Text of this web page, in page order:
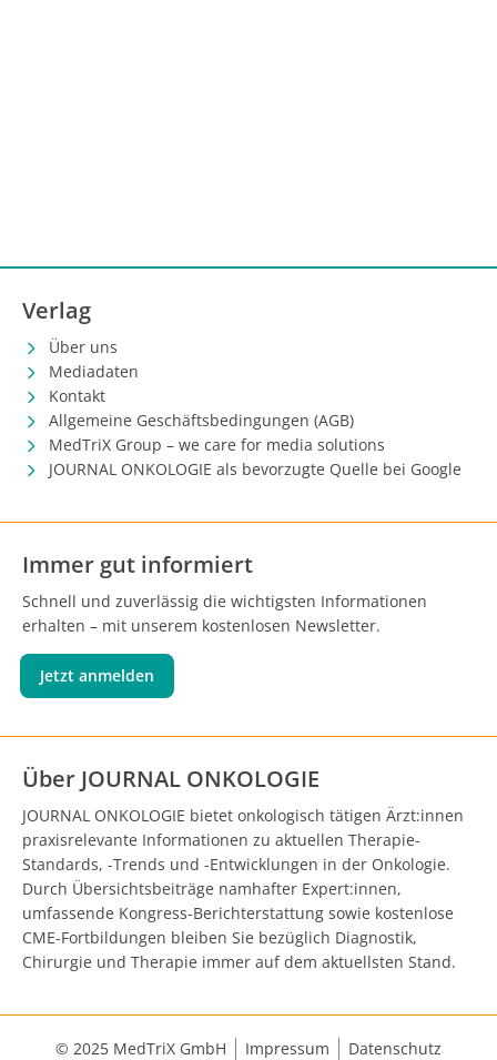
Verlag
Über uns
Mediadaten
Kontakt
Allgemeine Geschäftsbedingungen (AGB)
MedTriX Group – we care for media solutions
JOURNAL ONKOLOGIE als bevorzugte Quelle bei Google
Immer gut informiert
Schnell und zuverlässig die wichtigsten Informationen
erhalten – mit unserem kostenlosen Newsletter.
Jetzt anmelden
Über JOURNAL ONKOLOGIE
JOURNAL ONKOLOGIE bietet onkologisch tätigen Ärzt:innen
praxisrelevante Informationen zu aktuellen Therapie-
Standards, -Trends und -Entwicklungen in der Onkologie.
Durch Übersichtsbeiträge namhafter Expert:innen,
umfassende Kongress-Berichterstattung sowie kostenlose
CME-Fortbildungen bleiben Sie bezüglich Diagnostik,
Chirurgie und Therapie immer auf dem aktuellsten Stand.
© 2025 MedTriX GmbH Impressum
Datenschutz